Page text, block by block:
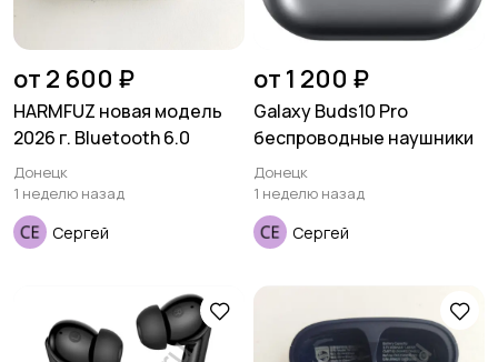
от 2 600 ₽
HARMFUZ новая модель
2026 г. Bluetooth 6.0
Донецк
1 неделю назад
Сергей
от 1 200 ₽
Galaxy Buds10 Pro
беспроводные наушники
Донецк
1 неделю назад
Сергей